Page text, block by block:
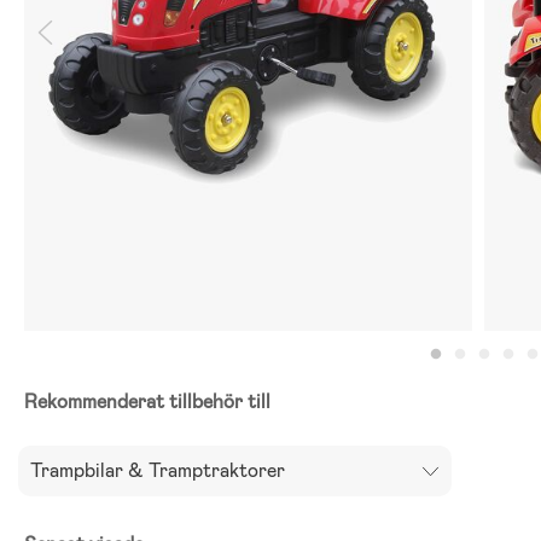
Rekommenderat tillbehör till
Trampbilar & Tramptraktorer